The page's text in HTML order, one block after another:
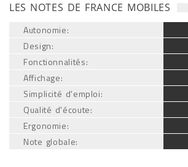
LES NOTES DE FRANCE MOBILES
Autonomie:
Design:
Fonctionnalités:
Affichage:
Simplicité d'emploi:
Qualité d'écoute:
Ergonomie:
Note globale: